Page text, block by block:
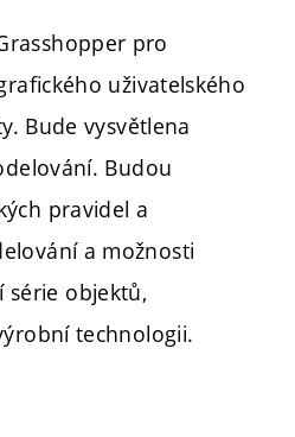
pro
uživatelského
Bude vysvětlena
Budou
pravidel a
a možnosti
série objektů,
technologii.